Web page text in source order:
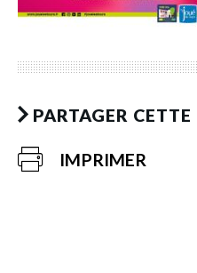
PARTAGER CETTE
IMPRIMER